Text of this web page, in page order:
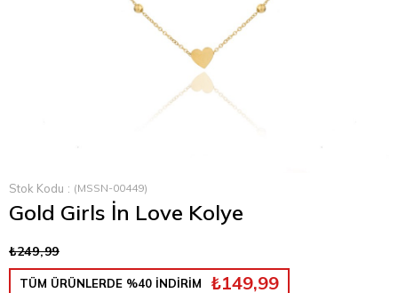
Stok Kodu (MSSN-00449)
Gold Girls İn Love Kolye
₺249,99
TÜM ÜRÜNLERDE %40 İNDİRİM ₺149,99